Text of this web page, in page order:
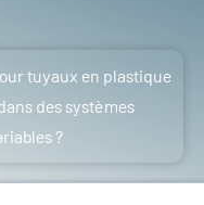
tuyaux en plastique
des systèmes
?